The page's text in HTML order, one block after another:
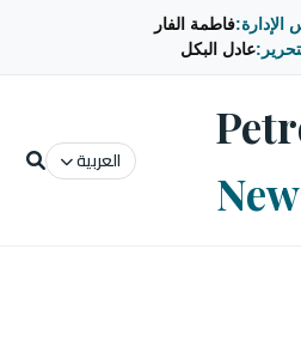
فاطمة الفار
عادل البكل
العربية